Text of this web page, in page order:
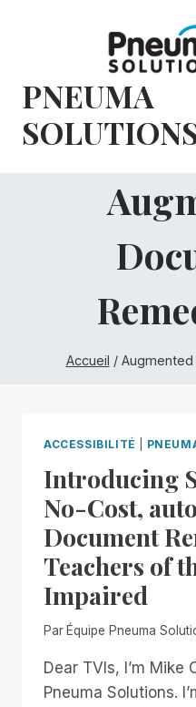
PNEUMA
Accueil /
ACCESSIBILITÉ
Introducing
No-Cost,
Document
Teachers of
Impaired
Par Équipe Pneuma
Dear TVIs, I’m
Pneuma Solutions.